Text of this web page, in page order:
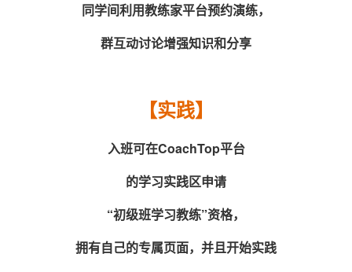
同学间利用教练家平台预约演练，
群互动讨论增强知识和分享
【实践】
入班可在CoachTop平台
的学习实践区申请
“初级班学习教练”资格，
拥有自己的专属页面，并且开始实践